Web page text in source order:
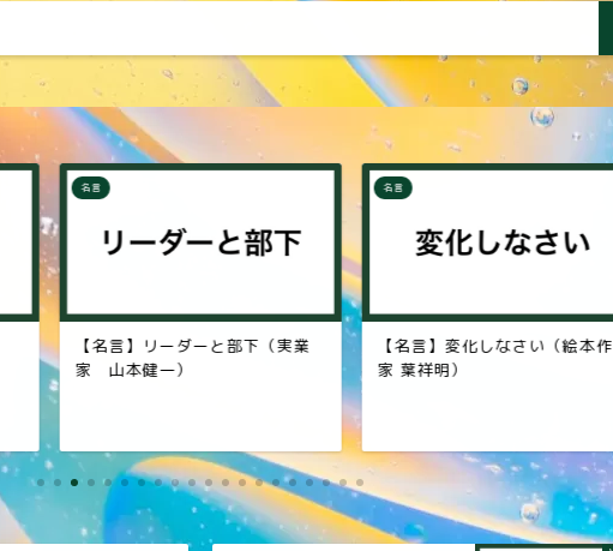
名言
【名言】リーダーと部下（実業
家 山本健一）
名言
【名言】変化しなさい（絵本作
家 葉祥明）